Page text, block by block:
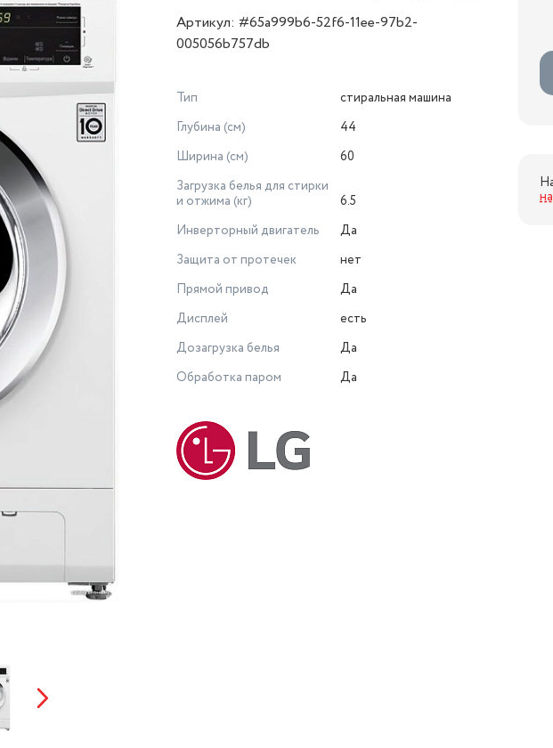
Артикул: #65a999b6-52f6-11ee-97b2-
005056b757db
Тип
стиральная машина
Глубина (см)
44
Ширина (см)
60
Загрузка белья для стирки
и отжима (кг)
6.5
Инверторный двигатель
Да
Защита от протечек
нет
Прямой привод
Да
Дисплей
есть
Дозагрузка белья
Да
Обработка паром
Да